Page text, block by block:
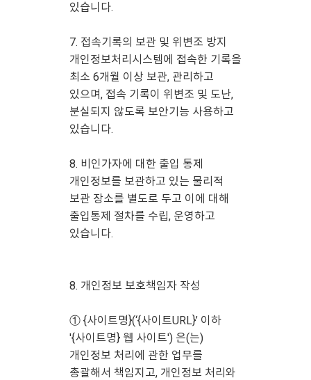
있습니다.
7. 접속기록의 보관 및 위변조 방지
개인정보처리시스템에 접속한 기록을
최소 6개월 이상 보관, 관리하고
있으며, 접속 기록이 위변조 및 도난,
분실되지 않도록 보안기능 사용하고
있습니다.
8. 비인가자에 대한 출입 통제
개인정보를 보관하고 있는 물리적
보관 장소를 별도로 두고 이에 대해
출입통제 절차를 수립, 운영하고
있습니다.
8. 개인정보 보호책임자 작성
① {사이트명}(‘{사이트URL}’ 이하
'{사이트명} 웹 사이트') 은(는)
개인정보 처리에 관한 업무를
총괄해서 책임지고, 개인정보 처리와